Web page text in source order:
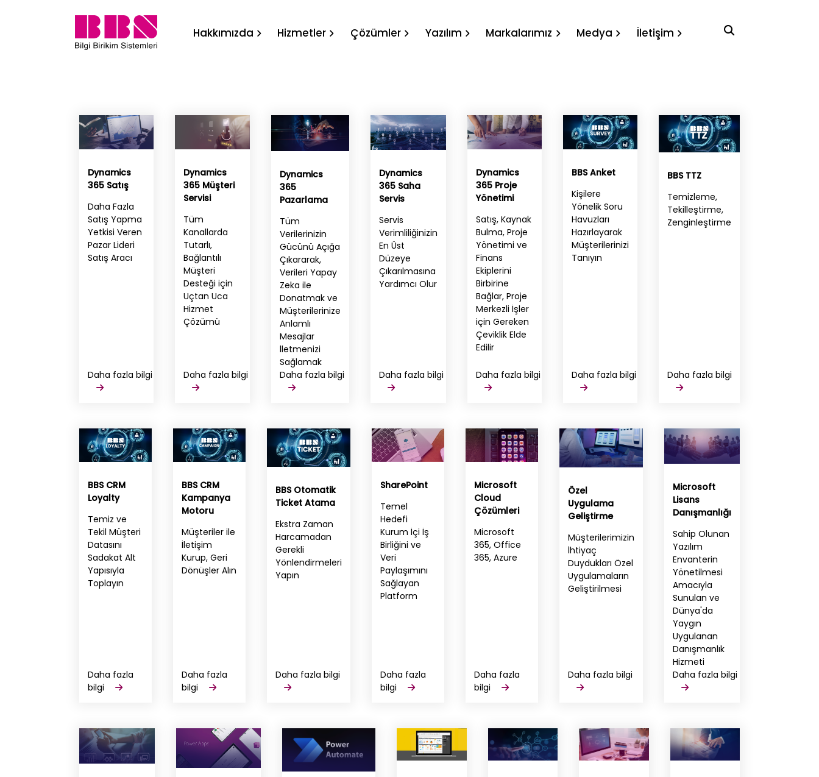
Bilgi Birikim Sistemleri
Hakkımızda Hizmetler Çözümler Yazılım Markalarımız Medya İletişim
Yazılım Çözümleri |
Dynamics
365 Satış
Daha Fazla
Satış Yapma
Yetkisi Veren
Pazar Lideri
Satış Aracı
Daha fazla bilgi
Dynamics
365 Müşteri
Servisi
Tüm
Kanallarda
Tutarlı,
Bağlantılı
Müşteri
Desteği için
Uçtan Uca
Hizmet
Çözümü
Daha fazla bilgi
Dynamics
365
Pazarlama
Tüm
Verilerinizin
Gücünü Açığa
Çıkararak,
Verileri Yapay
Zeka ile
Donatmak ve
Müşterilerinize
Anlamlı
Mesajlar
İletmenizi
Sağlamak
Daha fazla bilgi
Dynamics
365 Saha
Servis
Servis
Verimliliğinizin
En Üst
Düzeye
Çıkarılmasına
Yardımcı Olur
Daha fazla bilgi
Dynamics
365 Proje
Yönetimi
Satış, Kaynak
Bulma, Proje
Yönetimi ve
Finans
Ekiplerini
Birbirine
Bağlar, Proje
Merkezli İşler
için Gereken
Çeviklik Elde
Edilir
Daha fazla bilgi
BBS Anket
Kişilere
Yönelik Soru
Havuzları
Hazırlayarak
Müşterilerinizi
Tanıyın
Daha fazla bilgi
BBS TTZ
Temizleme,
Tekilleştirme,
Zenginleştirme
Daha fazla bilgi
BBS CRM
Loyalty
Temiz ve
Tekil Müşteri
Datasını
Sadakat Alt
Yapısıyla
Toplayın
Daha fazla
bilgi
BBS CRM
Kampanya
Motoru
Müşteriler ile
İletişim
Kurup, Geri
Dönüşler Alın
Daha fazla
bilgi
BBS Otomatik
Ticket Atama
Ekstra Zaman
Harcamadan
Gerekli
Yönlendirmeleri
Yapın
Daha fazla bilgi
SharePoint
Temel
Hedefi
Kurum İçi İş
Birliğini ve
Veri
Paylaşımını
Sağlayan
Platform
Daha fazla
bilgi
Microsoft
Cloud
Çözümleri
Microsoft
365, Office
365, Azure
Daha fazla
bilgi
Özel
Uygulama
Geliştirme
Müşterilerimizin
İhtiyaç
Duydukları Özel
Uygulamaların
Geliştirilmesi
Daha fazla bilgi
Microsoft
Lisans
Danışmanlığı
Sahip Olunan
Yazılım
Envanterin
Yönetilmesi
Amacıyla
Sunulan ve
Dünya'da
Yaygın
Uygulanan
Danışmanlık
Hizmeti
Daha fazla bilgi